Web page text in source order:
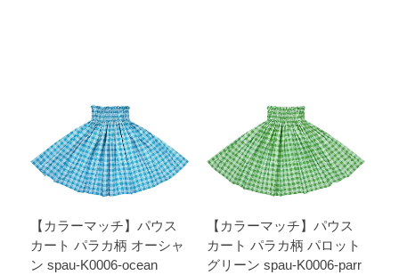
【カラーマッチ】パウス
カート パラカ柄 オーシャ
ン spau-K0006-ocean
【カラーマッチ】パウス
カート パラカ柄 パロット
グリーン spau-K0006-parr